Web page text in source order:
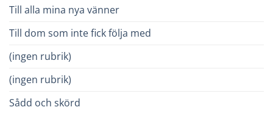
Till alla mina nya vänner
Till dom som inte fick följa med
(ingen rubrik)
(ingen rubrik)
Sådd och skörd